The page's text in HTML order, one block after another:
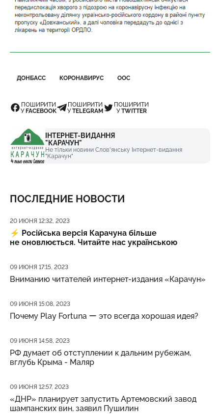
ДОНБАСС КОРОНАВИРУС ООС
ПОШИРИТИ
У FACEBOOK
ПОШИРИТИ
УTELEGRAM
ПОШИРИТИ
УTWITTER
ІНТЕРНЕТ-ВИДАННЯ
"КАРАЧУН"
Не тільки новини Слов'янську Інтернет-видання
"Карачун"
ПОСЛЕДНИЕ НОВОСТИ
Дата публикации
20 ИЮНЯ 12:32, 2023
⚡️ Російська версія Карачуна більше
не оновлюється. Читайте нас українською
Дата публикации
09 ИЮНЯ 17:15, 2023
Вниманию читателей интернет-издания «Карачун»
Дата публикации
09 ИЮНЯ 15:08, 2023
Почему Play Fortuna ー это всегда хорошая идея?
Дата публикации
09 ИЮНЯ 14:58, 2023
РФ думает об отступлении к дальним рубежам,
вглубь Крыма - Маляр
Дата публикации
09 ИЮНЯ 12:57, 2023
«ДНР» планирует запустить Артемовский завод
шампанских вин, заявил Пушилин